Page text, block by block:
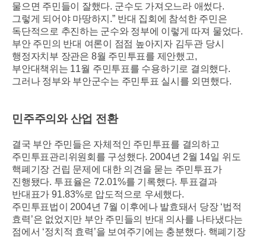
물으면 주민들이 잘했다. 군수도 가져오느라 애썼다.
그렇게 되어야 마땅하지 .” 반대 집회에 참석한 주민은
독단적으로 추진하는 군수와 정부에 이렇게 따져 물었다.
부안 주민의 반대 여론이 점점 높아지자 김두관 당시
행정자치부 장관은 8월 주민투표를 제안했고,
부안대책위는 11월 주민투표를 수용하기로 결의했다.
그러나 정부와 부안군수는 주민투표 실시를 외면했다.
민주주의와 산업 전환
결국 부안 주민들은 자체적인 주민투표를 결의하고
주민투표관리위원회를 구성했다. 2004년 2월 14일 위도
핵폐기장 건립 문제에 대한 의견을 묻는 주민투표가
진행됐다. 투표율은 72.01%를 기록했다. 투표결과
반대표가 91.83%로 압도적으로 우세했다.
주민투표법이 2004년 7월 이후에나 발효돼서 당장 ‘법적
효력’은 없었지만 부안 주민들의 반대 의사를 나타냈다는
점에서 ‘정치적 효력’을 보여주기에는 충분했다. 핵폐기장